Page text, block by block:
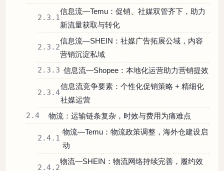
2.3.1
信息流—Temu：促销、社媒双管齐下，助力
新流量获取与转化
2.3.2
信息流—SHEIN：社媒广告拓展公域，内容
营销沉淀私域
2.3.3 信息流—Shopee：本地化运营助力营销提效
2.3.4
信息流竞争要素：个性化促销策略 + 精细化
社媒运营
2.4 物流：运输链条复杂，时效与费用为痛难点
2.4.1
物流—Temu：物流政策调整，海外仓建设启
动
2.4.2
物流—SHEIN：物流网络持续完善，履约效